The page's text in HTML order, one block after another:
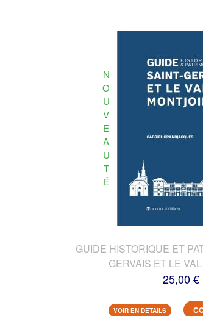
N
O
U
V
E
A
U
T
É
GUIDE HISTORIQUE ET
GERVAIS ET LE
25,00 €
VOIR EN DETAILS